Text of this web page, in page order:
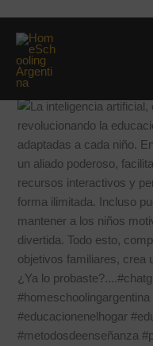
contenido
La
homeschooling